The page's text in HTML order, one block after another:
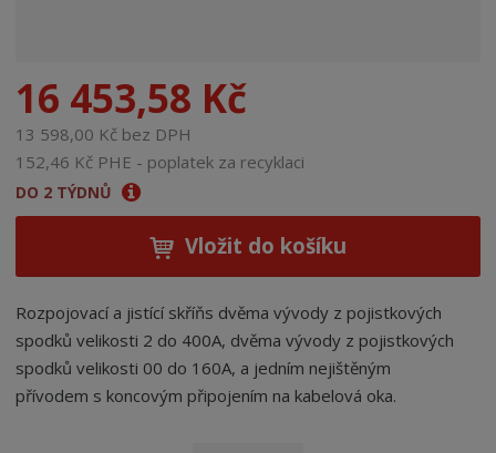
16 453,58 Kč
13 598,00 Kč bez DPH
152,46 Kč PHE - poplatek za recyklaci
DO 2 TÝDNŮ
Vložit do košíku
Rozpojovací a jistící skříňs dvěma vývody z pojistkových
spodků velikosti 2 do 400A, dvěma vývody z pojistkových
spodků velikosti 00 do 160A, a jedním nejištěným
přívodem s koncovým připojením na kabelová oka.